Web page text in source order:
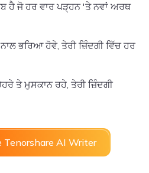
ਹੈ ਜੋ ਹਰ ਵਾਰ ਪੜ੍ਹਨ 'ਤੇ ਨਵਾਂ ਅਰਥ
ਭਰਿਆ ਹੋਵੇ, ਤੇਰੀ ਜ਼ਿੰਦਗੀ ਵਿੱਚ ਹਰ
ਤੇ ਮੁਸਕਾਨ ਰਹੇ, ਤੇਰੀ ਜ਼ਿੰਦਗੀ
Tenorshare AI Writer